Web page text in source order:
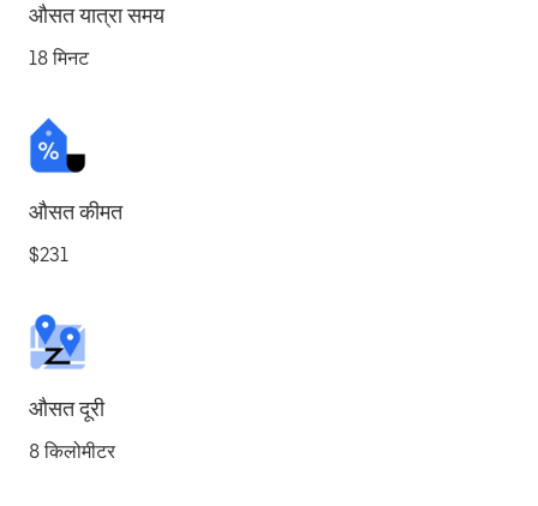
औसत यात्रा समय
18 मिनट
औसत कीमत
$231
औसत दूरी
8 किलोमीटर